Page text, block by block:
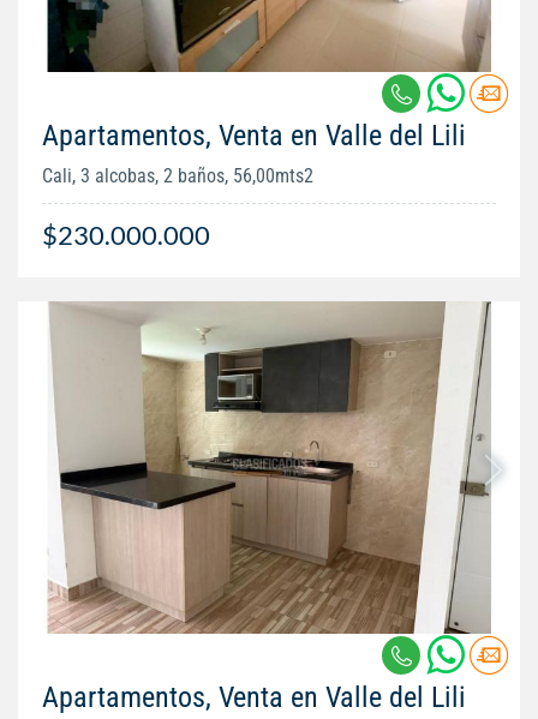
Apartamentos, Venta en Valle del Lili
Cali, 3 alcobas, 2 baños, 56,00mts2
$230.000.000
Apartamentos, Venta en Valle del Lili